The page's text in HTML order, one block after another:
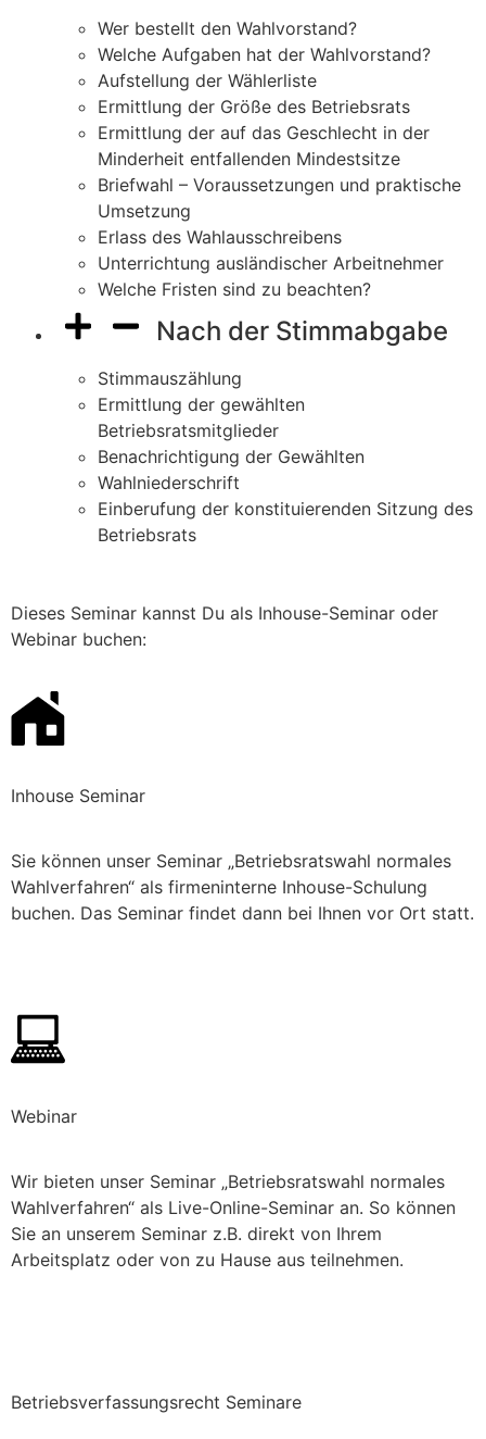
Wer bestellt den Wahlvorstand?
Welche Aufgaben hat der Wahlvorstand?
Aufstellung der Wählerliste
Ermittlung der Größe des Betriebsrats
Ermittlung der auf das Geschlecht in der
Minderheit entfallenden Mindestsitze
Briefwahl – Voraussetzungen und praktische
Umsetzung
Erlass des Wahlausschreibens
Unterrichtung ausländischer Arbeitnehmer
Welche Fristen sind zu beachten?
Nach der Stimmabgabe
Stimmauszählung
Ermittlung der gewählten
Betriebsratsmitglieder
Benachrichtigung der Gewählten
Wahlniederschrift
Einberufung der konstituierenden Sitzung des
Betriebsrats
Dieses Seminar kannst Du als Inhouse-Seminar oder
Webinar buchen:
Inhouse Seminar
Sie können unser Seminar „Betriebsratswahl normales
Wahlverfahren“ als firmeninterne Inhouse-Schulung
buchen. Das Seminar findet dann bei Ihnen vor Ort statt.
Webinar
Wir bieten unser Seminar „Betriebsratswahl normales
Wahlverfahren“ als Live-Online-Seminar an. So können
Sie an unserem Seminar z.B. direkt von Ihrem
Arbeitsplatz oder von zu Hause aus teilnehmen.
Betriebsverfassungsrecht Seminare